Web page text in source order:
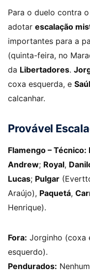
Para o duelo contra
adotar escalação
importantes para a
(quinta-feira, no
da Libertadores.
coxa esquerda, e Saúl
calcanhar.
Provável
Flamengo – Técnico:
Andrew; Royal,
Lucas; Pulgar
Araújo), Paquetá,
Henrique).
Fora: Jorginho (coxa
esquerdo).
Pendurados: